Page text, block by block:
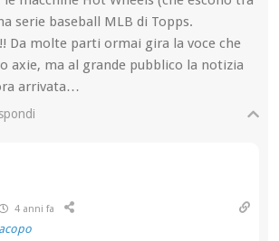
serie baseball MLB di Topps.
Da molte parti ormai gira la voce che
axie, ma al grande pubblico la notizia
arrivata…
4 anni fa